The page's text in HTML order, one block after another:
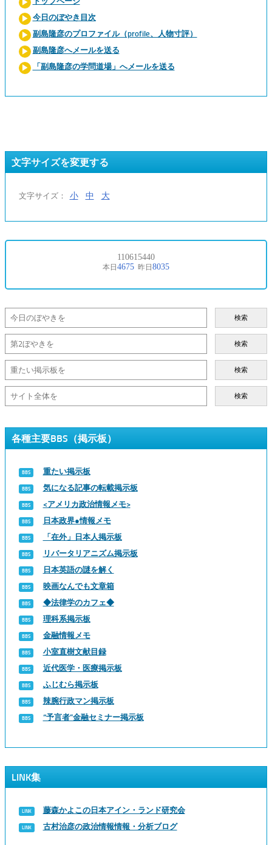
今日のぼやき目次
副島隆彦のプロファイル（profile、人物寸評）
副島隆彦へメールを送る
「副島隆彦の学問道場」へメールを送る
文字サイズを変更する
文字サイズ： 小 中 大
検索
検索
検索
検索
各種主要BBS（掲示板）
重たい掲示板
気になる記事の転載掲示板
<アメリカ政治情報メモ>
日本政界●情報メモ
「在外」日本人掲示板
リバータリアニズム掲示板
日本英語の謎を解く
映画なんでも文章箱
◆法律学のカフェ◆
理科系掲示板
金融情報メモ
小室直樹文献目録
近代医学・医療掲示板
ふじむら掲示板
辣腕行政マン掲示板
“予言者”金融セミナー掲示板
LINK集
藤森かよこの日本アイン・ランド研究会
古村治彦の政治情報情報・分析ブログ